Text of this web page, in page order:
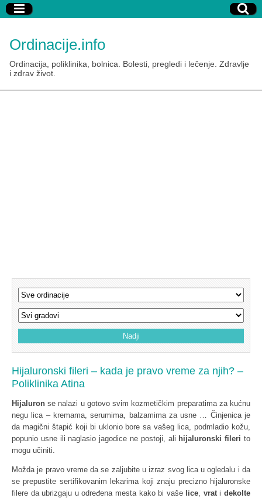
Ordinacije.info
Ordinacija, poliklinika, bolnica. Bolesti, pregledi i lečenje. Zdravlje
i zdrav život.
Hijaluronski fileri – kada je pravo vreme za njih? –
Poliklinika Atina
Hijaluronse nalazi u gotovo svim kozmetičkim preparatima za kućnu
negu lica – kremama, serumima, balzamima za usne … Činjenica je
da magični štapić koji bi uklonio bore sa vašeg lica, podmladio kožu,
popunio usne ili naglasio jagodice ne postoji, ali hijaluronski fileri to
mogu učiniti.
Možda je pravo vreme da se zaljubite u izraz svog lica u ogledalu i da
se prepustite sertifikovanim lekarima koji znaju precizno hijaluronske
filere da ubrizgaju u određena mesta kako bi vaše lice, vratidekolte